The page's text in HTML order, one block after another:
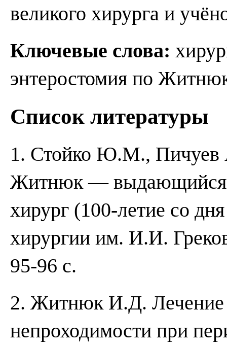
великого хирурга и
Ключевые слова:
энтеростомия по
Список литературы
1. Стойко Ю.М., Пичуев
Житнюк — выдающийся
хирург (100-летие со
хирургии им. И.И.
95-96 с.
2. Житнюк И.Д. Лечение
непроходимости при